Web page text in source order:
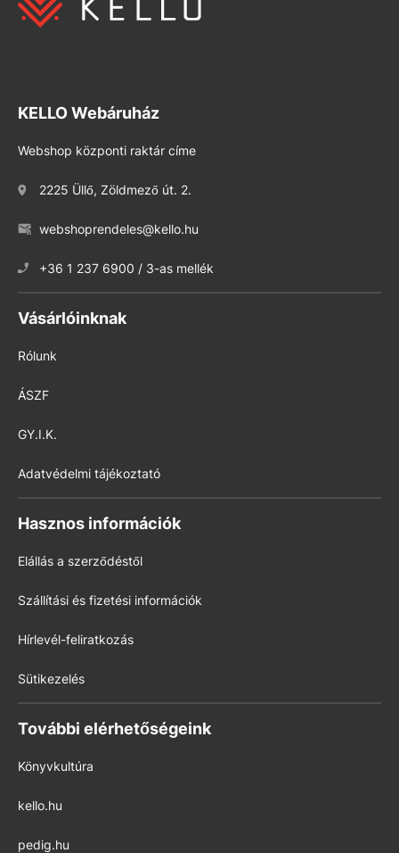
KELLO Webáruház
Webshop központi raktár címe
2225 Üllő, Zöldmező út. 2.
webshoprendeles@kello.hu
+36 1 237 6900 / 3-as mellék
Vásárlóinknak
Rólunk
ÁSZF
GY.I.K.
Adatvédelmi tájékoztató
Hasznos információk
Elállás a szerződéstől
Szállítási és fizetési információk
Hírlevél-feliratkozás
Sütikezelés
További elérhetőségeink
Könyvkultúra
kello.hu
pedig.hu